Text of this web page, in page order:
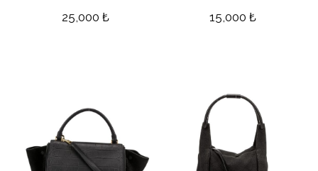
25,000 ₺ 15,000 ₺